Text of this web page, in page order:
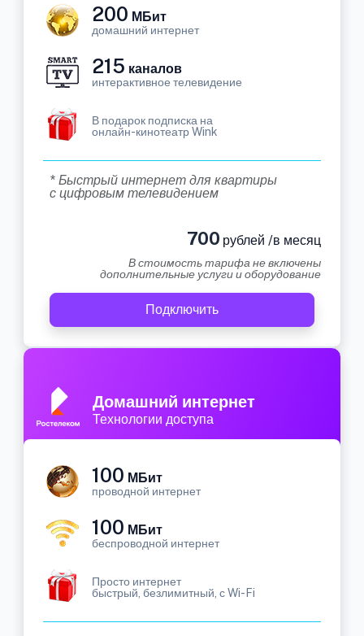
200 МБит
домашний интернет
215 каналов
интерактивное телевидение
В подарок подписка на
онлайн-кинотеатр Wink
* Быстрый интернет для квартиры
с цифровым телевидением
700 рублей /в месяц
В стоимость тарифа не включены
дополнительные услуги и оборудование
Подключить
Домашний интернет
Технологии доступа
100 МБит
проводной интернет
100 МБит
беспроводной интернет
Просто интернет
быстрый, безлимитный, с Wi-Fi